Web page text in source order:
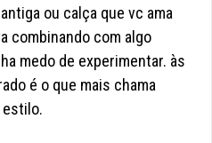
ou calça que vc ama
combinando com algo
medo de experimentar. às
é o que mais chama